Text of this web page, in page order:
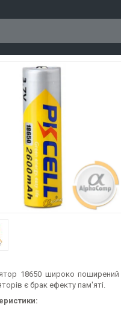
18650 широко поширений
є брак ефекту пам'яті.